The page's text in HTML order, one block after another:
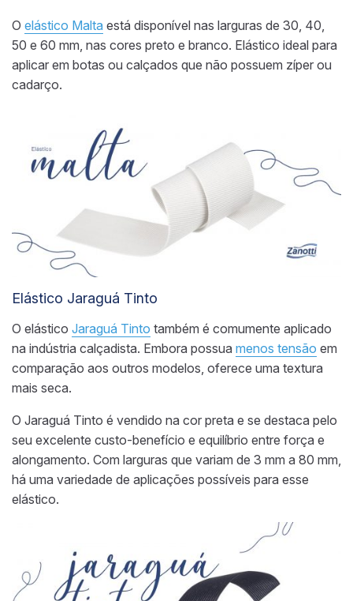
O elástico Malta está disponível nas larguras de 30, 40,
50 e 60 mm, nas cores preto e branco. Elástico ideal para
aplicar em botas ou calçados que não possuem zíper ou
cadarço.
Elástico Jaraguá Tinto
O elástico Jaraguá Tinto também é comumente aplicado
na indústria calçadista. Embora possua menos tensão em
comparação aos outros modelos, oferece uma textura
mais seca.
O Jaraguá Tinto é vendido na cor preta e se destaca pelo
seu excelente custo-benefício e equilíbrio entre força e
alongamento. Com larguras que variam de 3 mm a 80 mm,
há uma variedade de aplicações possíveis para esse
elástico.